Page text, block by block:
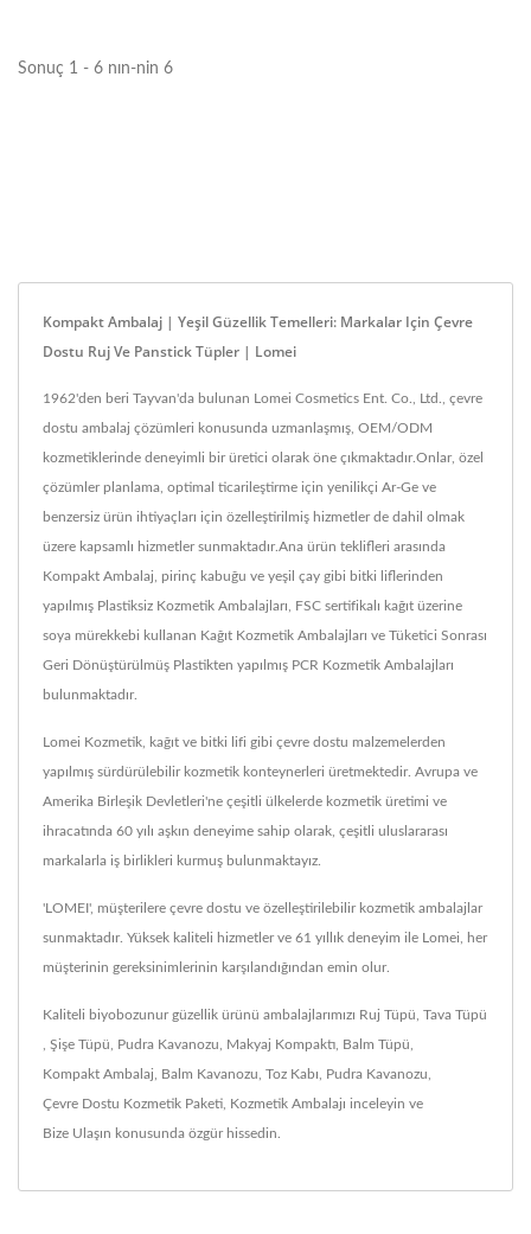
Sonuç 1 - 6 nın-nin 6
Kompakt Ambalaj | Yeşil Güzellik Temelleri: Markalar Için Çevre
Dostu Ruj Ve Panstick Tüpler | Lomei
1962'den beri Tayvan'da bulunan Lomei Cosmetics Ent. Co., Ltd., çevre
dostu ambalaj çözümleri konusunda uzmanlaşmış, OEM/ODM
kozmetiklerinde deneyimli bir üretici olarak öne çıkmaktadır.Onlar, özel
çözümler planlama, optimal ticarileştirme için yenilikçi Ar-Ge ve
benzersiz ürün ihtiyaçları için özelleştirilmiş hizmetler de dahil olmak
üzere kapsamlı hizmetler sunmaktadır.Ana ürün teklifleri arasında
Kompakt Ambalaj, pirinç kabuğu ve yeşil çay gibi bitki liflerinden
yapılmış Plastiksiz Kozmetik Ambalajları, FSC sertifikalı kağıt üzerine
soya mürekkebi kullanan Kağıt Kozmetik Ambalajları ve Tüketici Sonrası
Geri Dönüştürülmüş Plastikten yapılmış PCR Kozmetik Ambalajları
bulunmaktadır.
Lomei Kozmetik, kağıt ve bitki lifi gibi çevre dostu malzemelerden
yapılmış sürdürülebilir kozmetik konteynerleri üretmektedir. Avrupa ve
Amerika Birleşik Devletleri'ne çeşitli ülkelerde kozmetik üretimi ve
ihracatında 60 yılı aşkın deneyime sahip olarak, çeşitli uluslararası
markalarla iş birlikleri kurmuş bulunmaktayız.
'LOMEI', müşterilere çevre dostu ve özelleştirilebilir kozmetik ambalajlar
sunmaktadır. Yüksek kaliteli hizmetler ve 61 yıllık deneyim ile Lomei, her
müşterinin gereksinimlerinin karşılandığından emin olur.
Kaliteli biyobozunur güzellik ürünü ambalajlarımızı Ruj Tüpü Tava Tüpü
Şişe Tüpü Pudra Kavanozu Makyaj Kompaktı Balm Tüpü
Kompakt Ambalaj Balm Kavanozu Toz Kabı Pudra Kavanozu
Çevre Dostu Kozmetik Paketi Kozmetik Ambalajı inceleyin ve
Bize Ulaşın konusunda özgür hissedin.